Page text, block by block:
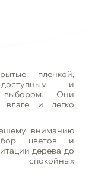
пленкой,
и
выбором. Они
влаге и легко
вниманию
цветов и
дерева до
спокойных